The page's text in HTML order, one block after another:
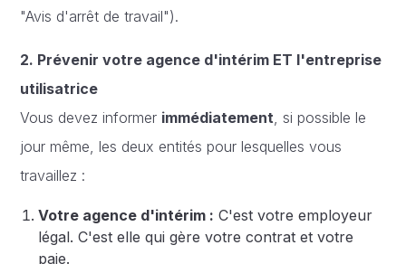
"Avis d'arrêt de travail").
2. Prévenir votre agence d'intérim ET l'entreprise
utilisatrice
Vous devez informer immédiatement , si possible le
jour même, les deux entités pour lesquelles vous
travaillez :
Votre agence d'intérim : C'est votre employeur
légal. C'est elle qui gère votre contrat et votre
paie.